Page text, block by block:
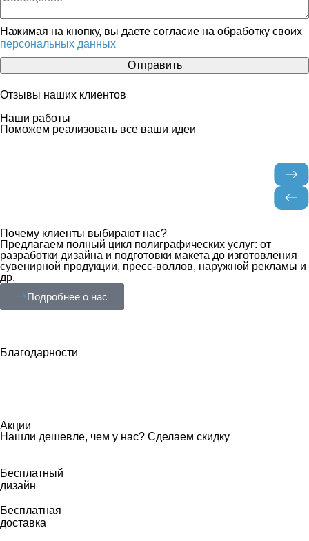
Нажимая на кнопку, вы даете согласие на обработку своих
персональных данных
Отправить
Отзывы наших клиентов
Наши работы
Поможем реализовать все ваши идеи
Почему клиенты выбирают нас?
Предлагаем полный цикл полиграфических услуг: от
разработки дизайна и подготовки макета до изготовления
сувенирной продукции, пресс-воллов, наружной рекламы и
др.
Подробнее о нас
Благодарности
Акции
Нашли дешевле, чем у нас? Сделаем скидку
Бесплатный
дизайн
Бесплатная
доставка